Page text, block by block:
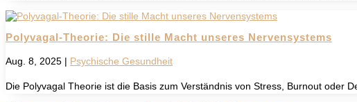
Polyvagal-Theorie: Die stille Macht unseres Nervensystems
Aug. 8, 2025 | Psychische Gesundheit
Die Polyvagal Theorie ist die Basis zum Verständnis von Stress, Burnout oder